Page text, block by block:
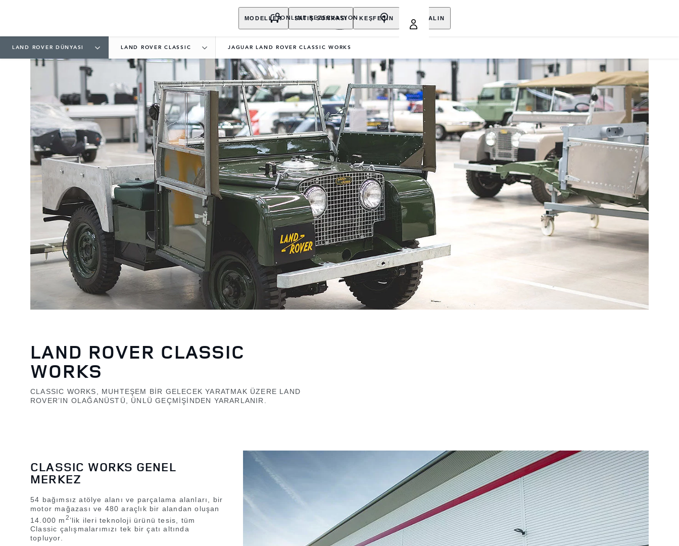
MODELLER SATIŞ SONRASI KEŞFEDİN SATIN ALIN
ONLINE REZERVASYON
LAND ROVER DÜNYASI LAND ROVER CLASSIC JAGUAR LAND ROVER CLASSIC WORKS
LAND ROVER CLASSIC
WORKS
CLASSIC WORKS, MUHTEŞEM BİR GELECEK YARATMAK ÜZERE LAND
ROVER’IN OLAĞANÜSTÜ, ÜNLÜ GEÇMİŞİNDEN YARARLANIR.
CLASSIC WORKS GENEL
MERKEZ
54 bağımsız atölye alanı ve parçalama alanları, bir
motor mağazası ve 480 araçlık bir alandan oluşan
14.000 m 2 ’lik ileri teknoloji ürünü tesis, tüm
Classic çalışmalarımızı tek bir çatı altında
topluyor.